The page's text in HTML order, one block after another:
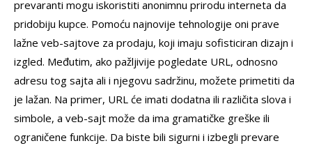
prevaranti mogu iskoristiti anonimnu prirodu interneta da
pridobiju kupce. Pomoću najnovije tehnologije oni prave
lažne veb-sajtove za prodaju, koji imaju sofisticiran dizajn i
izgled. Međutim, ako pažljivije pogledate URL, odnosno
adresu tog sajta ali i njegovu sadržinu, možete primetiti da
je lažan. Na primer, URL će imati dodatna ili različita slova i
simbole, a veb-sajt može da ima gramatičke greške ili
ograničene funkcije. Da biste bili sigurni i izbegli prevare